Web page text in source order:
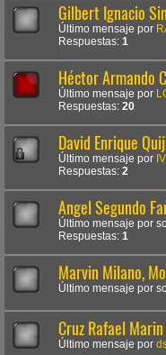
Gilbert Ignacio
Último mensaje por
Respuestas: 1
Héctor Armando
Último mensaje por
Respuestas: 20
David Enrique
Último mensaje por
Respuestas: 2
Angel Segundo
Último mensaje por
Respuestas: 1
Marvin Milano,
Último mensaje por
Cruz Rafael Marin
Último mensaje por